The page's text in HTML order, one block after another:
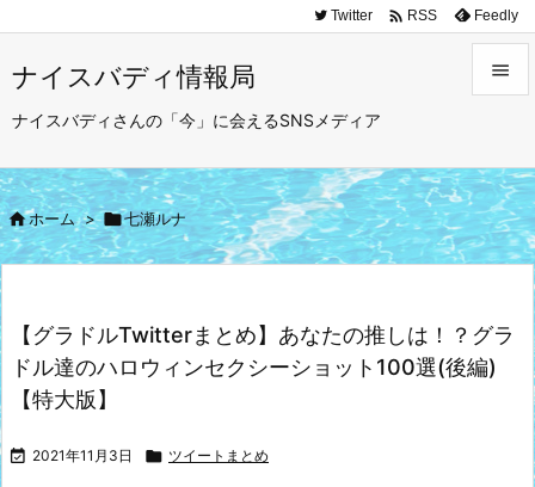
ナイスバディ情報局
ナイスバディさんの「今」に会えるSNSメディア


サイド

前へ
次へ

Twitter  RSS Feedly
ホーム > 七瀬ルナ
【グラドルTwitterまとめ】あなたの推しは！？グラ
ドル達のハロウィンセクシーショット100選(後編)
【特大版】
 2021年11月3日  ツイートまとめ